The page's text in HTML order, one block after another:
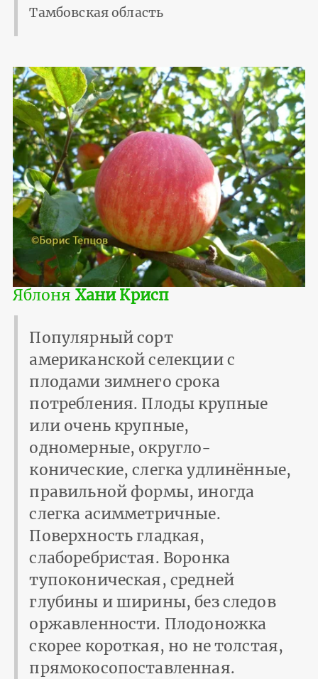
Тамбовская область
Яблоня Хани Крисп
Популярный сорт
американской селекции с
плодами зимнего срока
потребления. Плоды крупные
или очень крупные,
одномерные, округло-
конические, слегка удлинённые,
правильной формы, иногда
слегка асимметричные.
Поверхность гладкая,
слаборебристая. Воронка
тупоконическая, средней
глубины и ширины, без следов
оржавленности. Плодоножка
скорее короткая, но не толстая,
прямокосопоставленная.